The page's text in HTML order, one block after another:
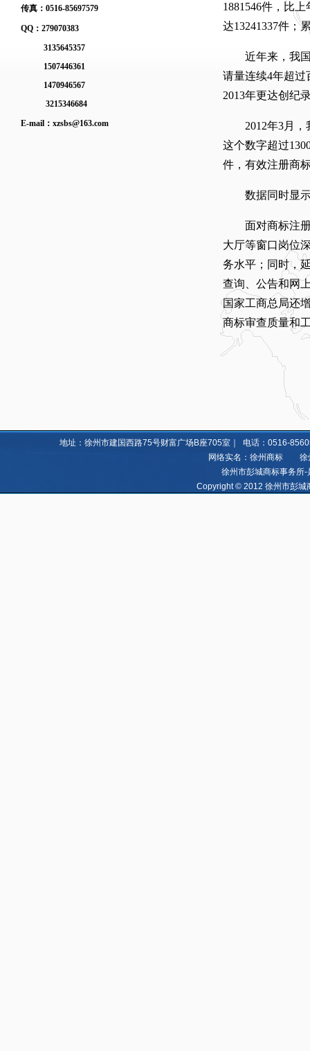
传真：0516-85697579
QQ：279070383
3135645357
1507446361
1470946567
3215346684
E-mail： xzsbs@163.com
1881546件，比
达13241337件；
近年来，我国
请量连续4年超过
2013年更达创纪
2012年3月，我
这个数字超过
件，有效注册商
数据同时显示
面对商标注册
大厅等窗口岗位
务水平；同时，
查询、公告和网
国家工商总局还
商标审查质量和
地址：徐州市建国西路75号财富广场B座705室｜ 电话：0516-
网络实名：徐州商标 徐
徐州市彭城商标事务所-
Copyright © 2012 徐州市彭